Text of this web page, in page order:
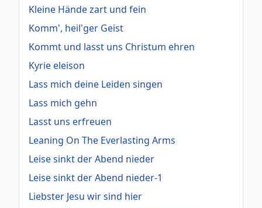
Kleine Hände zart und fein
Komm', heil'ger Geist
Kommt und lasst uns Christum ehren
Kyrie eleison
Lass mich deine Leiden singen
Lass mich gehn
Lasst uns erfreuen
Leaning On The Everlasting Arms
Leise sinkt der Abend nieder
Leise sinkt der Abend nieder-1
Liebster Jesu wir sind hier